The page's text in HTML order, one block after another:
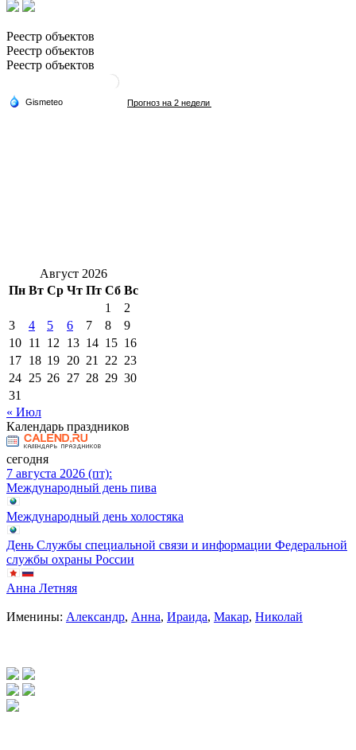
Реестр объектов
Реестр объектов
Реестр объектов
Август 2026
Пн Вт Ср Чт Пт Сб Вс
1
2
3
4 5 6 7 8
9
10 11 12 13 14 15 16
17 18 19 20 21 22 23
24 25 26 27 28 29 30
31
« Июл
Календарь праздников
сегодня
7 августа 2026 (пт):
Международный день пива
Международный день холостяка
День Службы специальной связи и информации Федеральной
службы охраны России
Анна Летняя
Именины: Александр, Анна, Ираида, Макар, Николай